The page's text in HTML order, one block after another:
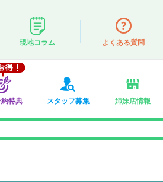
現地コラム よくある質問
特典 スタッフ募集 姉妹店情報